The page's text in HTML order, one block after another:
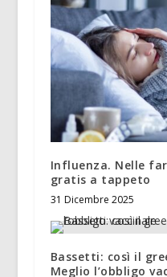
Influenza. Nelle
gratis a tappeto
31 Dicembre 2025
Bassetti: così il
Meglio l’obbligo